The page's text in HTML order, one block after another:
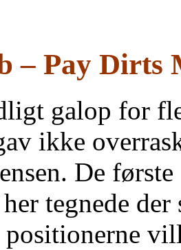
– Pay Dirts
galop for
ikke
De
tegnede
positionerne